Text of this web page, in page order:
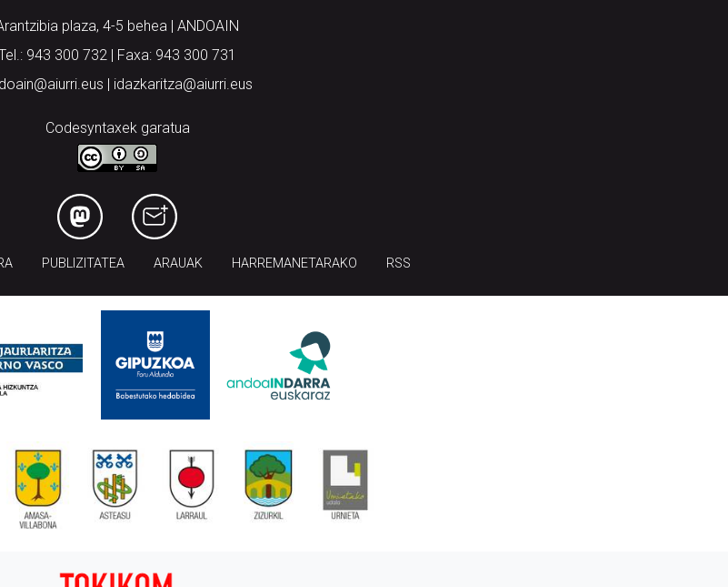
plaza, 4-5 behea | ANDOAIN
943 300 732 | Faxa: 943 300 731
| idazkaritza@aiurri.eus
Codesyntaxek garatua
PUBLIZITATEA ARAUAK HARREMANETARAKO RSS